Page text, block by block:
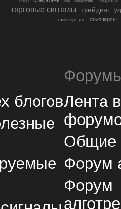
сво
торговые сигналы трейдинг
фьючерс ртс фьючерсы
блоговЛента
Общие
Форум
Форум